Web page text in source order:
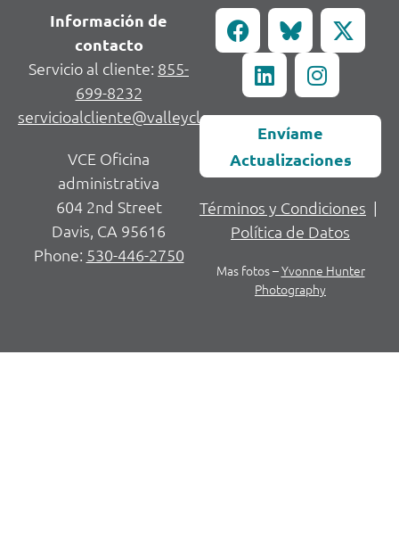
Información de
contacto
Servicio al cliente: 855-
699-8232
servicioalcliente@valleycleanenergy.org
VCE Oficina
administrativa
604 2nd Street
Davis, CA 95616
Phone: 530-446-2750
Envíame
Actualizaciones
Términos y Condiciones |
Política de Datos
Mas fotos –Yvonne Hunter
Photography